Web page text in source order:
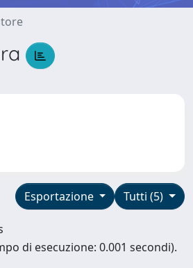
Tutti (5)
Esportazione
di esecuzione: 0.001 secondi).